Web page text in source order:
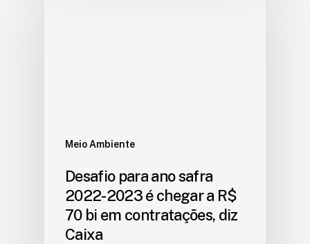
Meio Ambiente
Desafio para ano safra
2022-2023 é chegar a R$
70 bi em contratações, diz
Caixa